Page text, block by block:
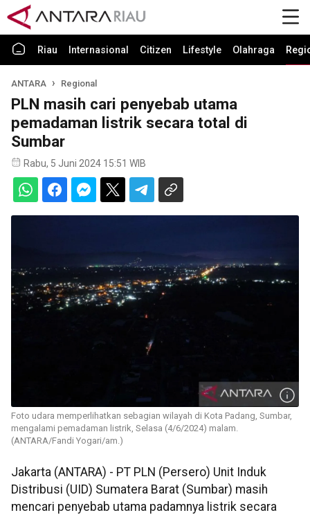
Riau Internasional Citizen Lifestyle Olahraga
ANTARA Regional
PLN masih cari penyebab utama
pemadaman listrik secara total di
Sumbar
Rabu, 5 Juni 2024 15:51 WIB
Foto udara memperlihatkan sebagian wilayah di Kota Padang, Sumbar,
mengalami pemadaman listrik, Selasa (4/6/2024) malam.
(ANTARA/Fandi Yogari/am.)
Jakarta (ANTARA) - PT PLN (Persero) Unit Induk
Distribusi (UID) Sumatera Barat (Sumbar) masih
mencari penyebab utama padamnya listrik secara